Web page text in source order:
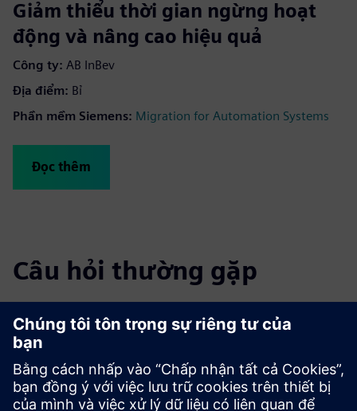
Giảm thiểu thời gian ngừng hoạt
động và nâng cao hiệu quả
Công ty: AB InBev
Địa điểm: Bỉ
Phần mềm Siemens: Migration for Automation Systems
Đọc thêm
Câu hỏi thường gặp
Việc cung cấp được cấu trúc
như thế nào?